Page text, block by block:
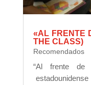
«AL FRENTE
THE CLASS)
Recomendados
“Al frente de